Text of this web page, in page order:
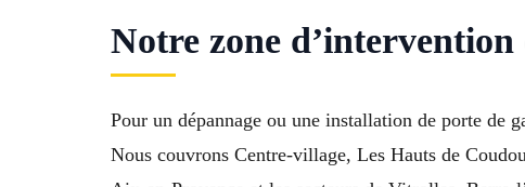
Notre zone d’intervention
Pour un dépannage ou une installation de porte de
Nous couvrons Centre-village, Les Hauts de